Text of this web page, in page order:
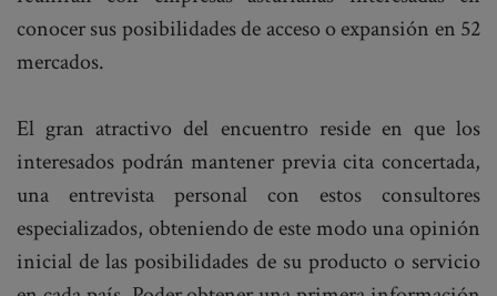
conocer sus posibilidades de acceso o expansión en 52
mercados.
El gran atractivo del encuentro reside en que los
interesados podrán mantener previa cita concertada,
una entrevista personal con estos consultores
especializados, obteniendo de este modo una opinión
inicial de las posibilidades de su producto o servicio